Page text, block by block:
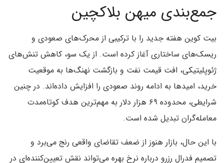
جمع‌بندی میهن بلاکچین
بیت کوین هفته جدید را با ترکیبی از محرک‌های صعودی و
ریسک‌های ساختاری آغاز کرده است. از یک سو، کاهش تنش‌های
ژئوپلیتیکی، افت قیمت نفت و بازگشت نهنگ‌ها به موقعیت
خرید، امیدها به ادامه روند صعودی را افزایش داده‌اند. در چنین
شرایطی، محدوده ۶۹ هزار دلار به مهم‌ترین هدف کوتاه‌مدت
معامله‌گران تبدیل شده است.
با این حال، بازار هنوز از ضعف تقاضای واقعی رنج می‌برد و
تصمیم فدرال رزرو درباره نرخ بهره می‌تواند نقش تعیین‌کننده‌ای در